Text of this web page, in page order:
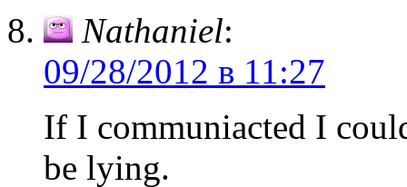
Nathaniel:
09/28/2012 в 11:27
If I communiacted I
be lying.